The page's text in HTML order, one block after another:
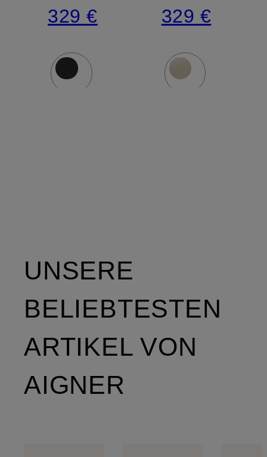
329 €
329 €
UNSERE
BELIEBTESTEN
ARTIKEL VON
AIGNER